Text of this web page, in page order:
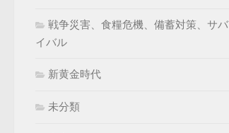
戦争災害、食糧危機、備蓄対策、サバ
イバル
新黄金時代
未分類